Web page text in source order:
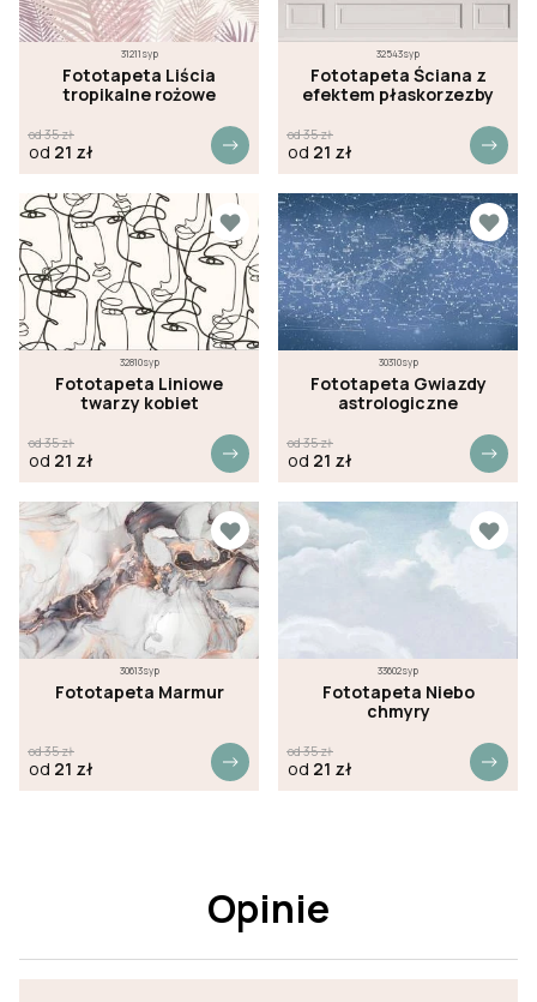
31211syp
Fototapeta Liścia
tropikalne rożowe
od35zł
od 21 zł
32543syp
Fototapeta Ściana z
efektem płaskorzezby
od35zł
od 21 zł
32810syp
Fototapeta Liniowe
twarzy kobiet
od35zł
od 21 zł
30310syp
Fototapeta Gwiazdy
astrologiczne
od35zł
od 21 zł
30613syp
Fototapeta Marmur
od35zł
od 21 zł
33602syp
Fototapeta Niebo
chmyry
od35zł
od 21 zł
Opinie